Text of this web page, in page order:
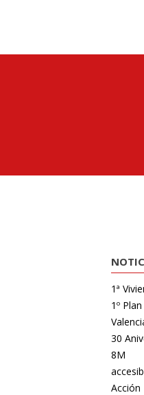
1ª
1º
30
8M
Acción